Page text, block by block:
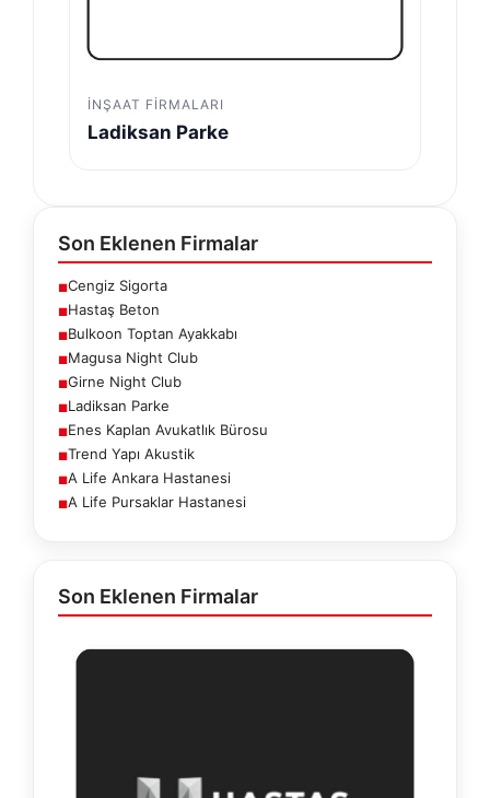
İNŞAAT FIRMALARI
Ladiksan Parke
Son Eklenen Firmalar
■Cengiz Sigorta
■Hastaş Beton
■Bulkoon Toptan Ayakkabı
■Magusa Night Club
■Girne Night Club
■Ladiksan Parke
■Enes Kaplan Avukatlık Bürosu
■Trend Yapı Akustik
■A Life Ankara Hastanesi
■A Life Pursaklar Hastanesi
Son Eklenen Firmalar